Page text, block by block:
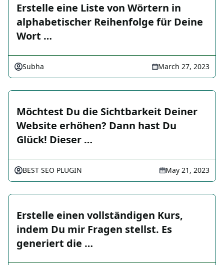
Erstelle eine Liste von Wörtern in
alphabetischer Reihenfolge für Deine
Wort …
Subha March 27, 2023
Möchtest Du die Sichtbarkeit Deiner
Website erhöhen? Dann hast Du
Glück! Dieser …
BEST SEO PLUGIN May 21, 2023
Erstelle einen vollständigen Kurs,
indem Du mir Fragen stellst. Es
generiert die …